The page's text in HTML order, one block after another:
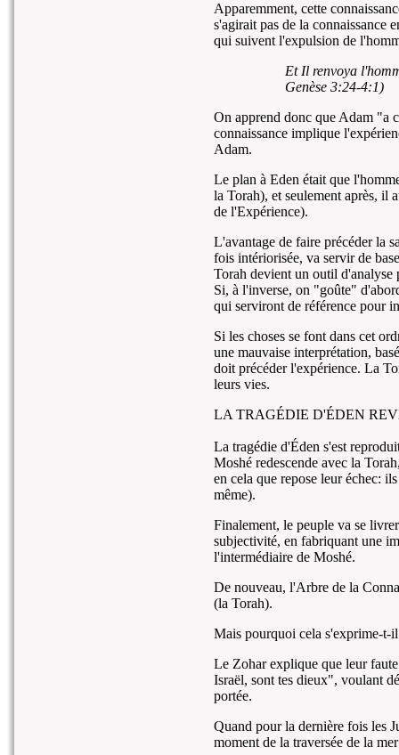
Apparemment, cette
s'agirait pas de la connaissance
qui suivent l'expulsion de
Et Il renvoya
Genèse 3:24-4:1)
On apprend donc que Adam "a
connaissance implique
Adam.
Le plan à Eden était que
la Torah), et seulement après, il
de l'Expérience).
L'avantage de faire précéder la
fois intériorisée, va servir de
Torah devient un outil d'analyse
Si, à l'inverse, on "goûte"
qui serviront de référence pour
Si les choses se font dans cet
une mauvaise interprétation,
doit précéder l'expérience. La
leurs vies.
LA TRAGÉDIE D'ÉDEN
La tragédie d'Éden s'est
Moshé redescende avec la
en cela que repose leur échec:
même).
Finalement, le peuple va se
subjectivité, en fabriquant une
l'intermédiaire de Moshé.
De nouveau, l'Arbre de la
(la Torah).
Mais pourquoi cela s'exprime-t-
Le Zohar explique que leur
Israël, sont tes dieux", voulant
portée.
Quand pour la dernière fois les
moment de la traversée de la